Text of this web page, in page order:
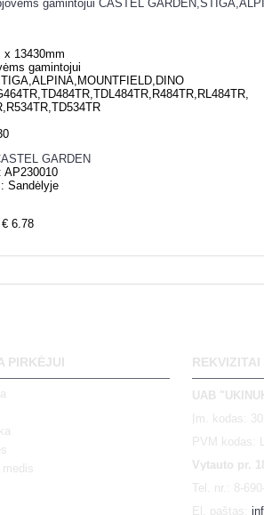
x 13430mm
gamintojui
GARDEN
AP230010
Sandėlyje
6.78
PIRKĖJUI
medis
REKVIZITAI
UAB
Įm. kodas:
PVM kodas:
Vytauto pr.
Tel. nr.: 8-
El. paštas: